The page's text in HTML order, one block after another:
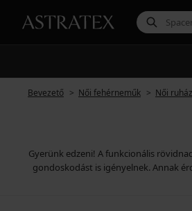
Bevezető Női fehérneműk Női
Gyerünk edzeni! A funkcionális
gondoskodást is igényelnek. Annak